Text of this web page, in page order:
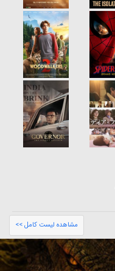
مشاهده لیست کامل >>